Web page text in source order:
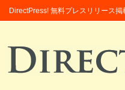
DirectPress! 無料プレスリリース